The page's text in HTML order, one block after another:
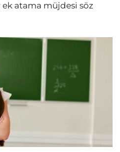
atama müjdesi söz